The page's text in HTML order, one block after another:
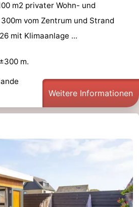
m2 privater Wohn- und
vom Zentrum und Strand
mit Klimaanlage ...
m.
Weitere Informationen